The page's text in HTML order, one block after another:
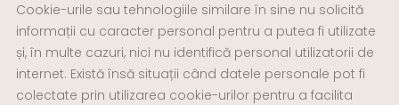
Cookie-urile sau tehnologiile similare în sine nu solicită
informații cu caracter personal pentru a putea fi utilizate
și, în multe cazuri, nici nu identifică personal utilizatorii de
internet. Există însă situații când datele personale pot fi
colectate prin utilizarea cookie-urilor pentru a facilita